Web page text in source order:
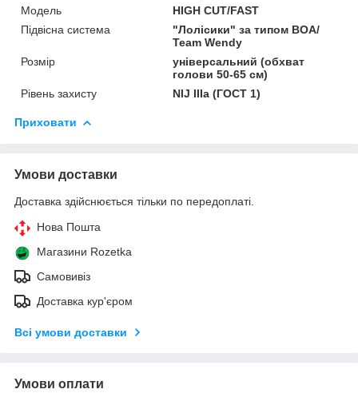
Мoдель
HIGH CUT/FAST
Підвісна система
"Лолісики" за типом BOA/
Team Wendy
Розмір
універсальний (обхват
голови 50-65 см)
Рівень захисту
NIJ IIIa (ГОСТ 1)
Приховати
Умови доставки
Доставка здійснюється тільки по передоплаті.
Нова Пошта
Магазини Rozetka
Самовивіз
Доставка кур'єром
Всі умови доставки
Умови оплати